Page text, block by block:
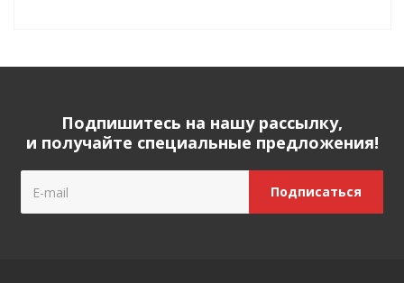
Подпишитесь на нашу рассылку,
и получайте специальные предложения!